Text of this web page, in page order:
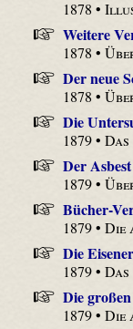
1878 •
Weitere
1878 •
Der neue
1878 •
Die
1879 •
Der
1879 •
Bücher-
1879 •Die
Die
1879 •
Die
1879 •Die